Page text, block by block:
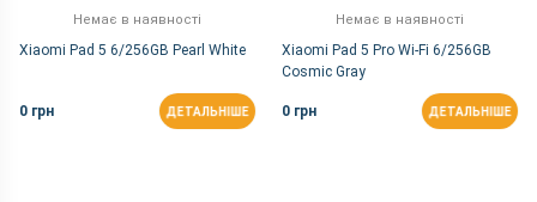
Немає в наявності
Xiaomi Pad 5 6/256GB Pearl White
0 грн ДЕТАЛЬНІШЕ
Немає в наявності
Xiaomi Pad 5 Pro Wi-Fi 6/256GB
Cosmic Gray
0 грн ДЕТАЛЬНІШЕ